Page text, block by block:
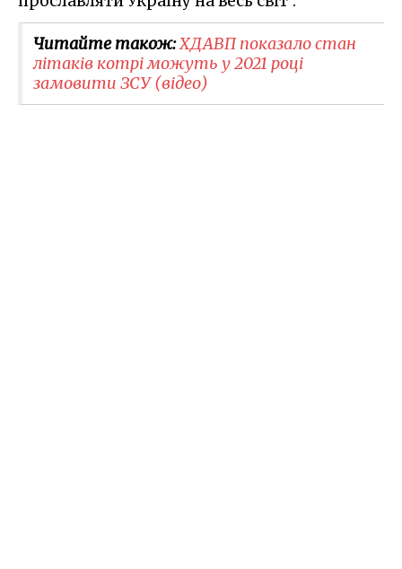
Читайте також:ХДАВП показало стан
літаків котрі можуть у 2021 році
замовити ЗСУ (відео)